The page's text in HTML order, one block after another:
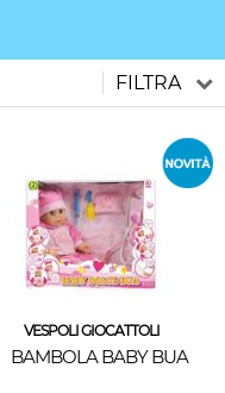
FILTRA
VESPOLI GIOCATTOLI
BAMBOLA BABY BUA